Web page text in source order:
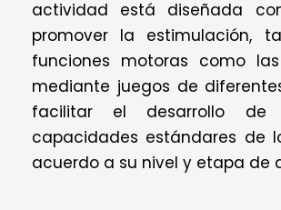
actividad está diseñada
promover la estimulación,
funciones motoras como
mediante juegos de
facilitar el desarrollo de
capacidades estándares de
acuerdo a su nivel y etapa de